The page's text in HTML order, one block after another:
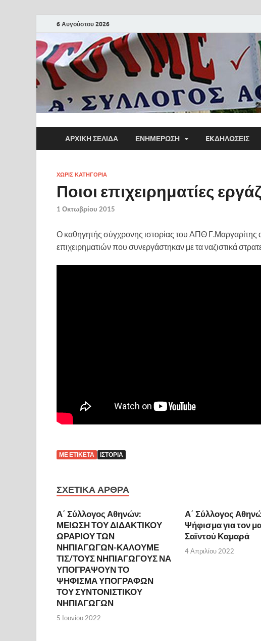
6 Αυγούστου 2026
ΑΡΧΙΚΗ ΣΕΛΙΔΑ ΕΝΗΜΕΡΩΣΗ EKΔΗΛΩΣΕΙΣ
ΧΩΡΊΣ ΚΑΤΗΓΟΡΊΑ
Ποιοι επιχειρηματίες
1 Οκτωβρίου 2015
Ο καθηγητής σύγχρονης ιστορίας του ΑΠΘ Γ.Μαργαρίτης
επιχειρηματιών που συνεργάστηκαν με τα ναζιστικά
ΜΕ ΕΤΙΚΈΤΑ ΙΣΤΟΡΊΑ
ΣΧΕΤΙΚΆ ΆΡΘΡΑ
Α΄ Σύλλογος Αθηνών:
ΜΕΙΩΣΗ ΤΟΥ ΔΙΔΑΚΤΙΚΟΥ
ΩΡΑΡΙΟΥ ΤΩΝ
ΝΗΠΙΑΓΩΓΩΝ-ΚΑΛΟΥΜΕ
ΤΙΣ/ΤΟΥΣ ΝΗΠΙΑΓΩΓΟΥΣ ΝΑ
ΥΠΟΓΡΑΨΟΥΝ ΤΟ
ΨΗΦΙΣΜΑ ΥΠΟΓΡΑΦΩΝ
ΤΟΥ ΣΥΝΤΟΝΙΣΤΙΚΟΥ
ΝΗΠΙΑΓΩΓΩΝ
5 Ιουνίου 2022
Α΄ Σύλλογος
Ψήφισμα για τον
Σαϊντού Καμαρά
4 Απριλίου 2022